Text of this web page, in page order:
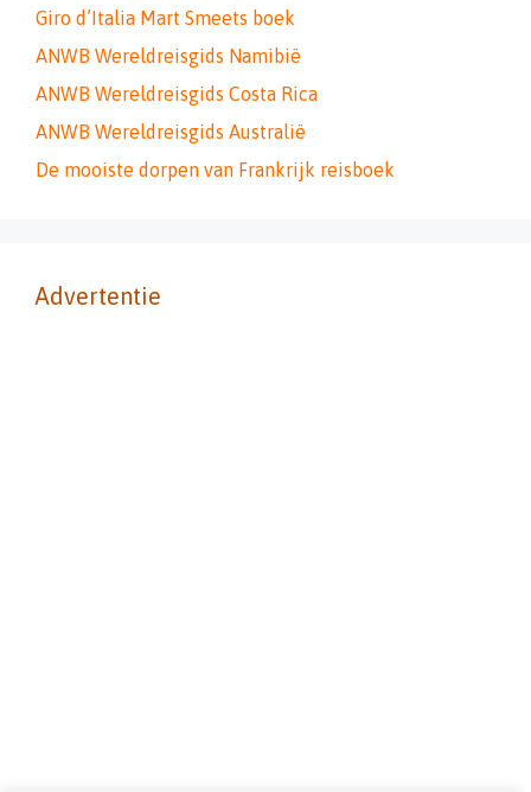
Giro d’Italia Mart Smeets boek
ANWB Wereldreisgids Namibië
ANWB Wereldreisgids Costa Rica
ANWB Wereldreisgids Australië
De mooiste dorpen van Frankrijk reisboek
Advertentie